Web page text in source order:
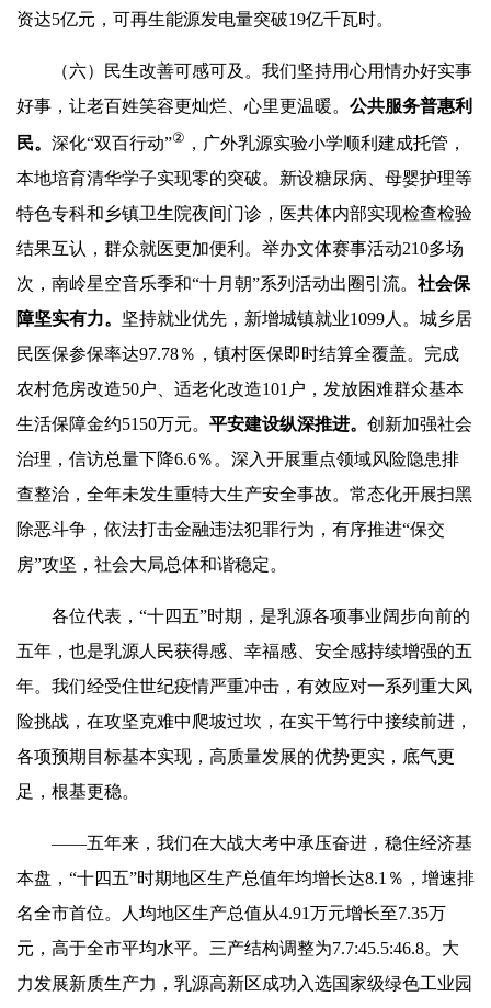
资达5亿元，可再生能源发电量突破19亿千瓦时。
（六）民生改善可感可及。我们坚持用心用情办好实事
好事，让老百姓笑容更灿烂、心里更温暖。 公共服务普惠利
民。 深化“双百行动”② ，广外乳源实验小学顺利建成托管，
本地培育清华学子实现零的突破。新设糖尿病、母婴护理等
特色专科和乡镇卫生院夜间门诊，医共体内部实现检查检验
结果互认，群众就医更加便利。举办文体赛事活动210多场
次，南岭星空音乐季和“十月朝”系列活动出圈引流。 社会保
障坚实有力。 坚持就业优先，新增城镇就业1099人。城乡居
民医保参保率达97.78％，镇村医保即时结算全覆盖。完成
农村危房改造50户、适老化改造101户，发放困难群众基本
生活保障金约5150万元。 平安建设纵深推进。 创新加强社会
治理，信访总量下降6.6％。深入开展重点领域风险隐患排
查整治，全年未发生重特大生产安全事故。常态化开展扫黑
除恶斗争，依法打击金融违法犯罪行为，有序推进“保交
房”攻坚，社会大局总体和谐稳定。
各位代表，“十四五”时期，是乳源各项事业阔步向前的
五年，也是乳源人民获得感、幸福感、安全感持续增强的五
年。我们经受住世纪疫情严重冲击，有效应对一系列重大风
险挑战，在攻坚克难中爬坡过坎，在实干笃行中接续前进，
各项预期目标基本实现，高质量发展的优势更实，底气更
足，根基更稳。
——五年来，我们在大战大考中承压奋进，稳住经济基
本盘，“十四五”时期地区生产总值年均增长达8.1％，增速排
名全市首位。人均地区生产总值从4.91万元增长至7.35万
元，高于全市平均水平。三产结构调整为7.7:45.5:46.8。大
力发展新质生产力，乳源高新区成功入选国家级绿色工业园